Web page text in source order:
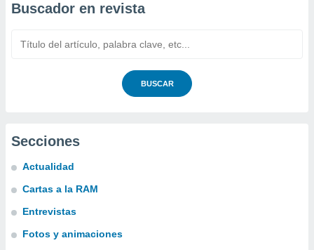
Buscador en revista
BUSCAR
Secciones
Actualidad
Cartas a la RAM
Entrevistas
Fotos y animaciones